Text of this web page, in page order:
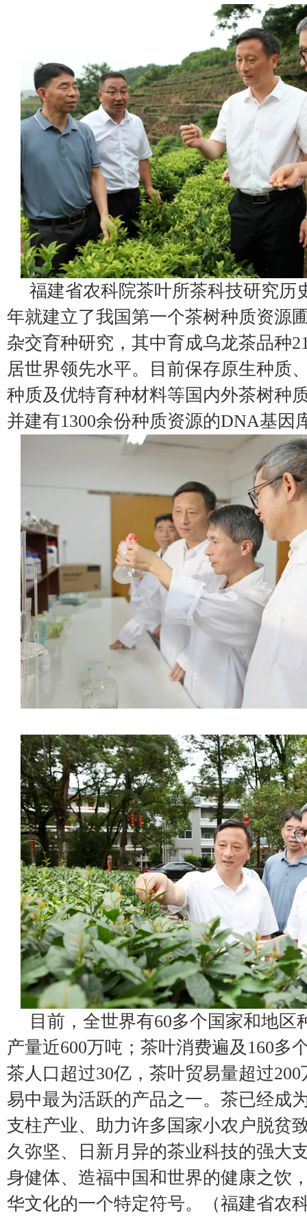
福建省农科院茶叶所茶科技研究历
年就建立了我国第一个茶树种质资源
杂交育种研究，其中育成乌龙茶品种
居世界领先水平。目前保存原生种质
种质及优特育种材料等国内外茶树种
并建有1300余份种质资源的DNA基因
目前，全世界有60多个国家和地区
产量近600万吨；茶叶消费遍及160多
茶人口超过30亿，茶叶贸易量超过
易中最为活跃的产品之一。茶已经成
支柱产业、助力许多国家小农户脱贫
久弥坚、日新月异的茶业科技的强大
身健体、造福中国和世界的健康之饮
华文化的一个特定符号。（福建省农